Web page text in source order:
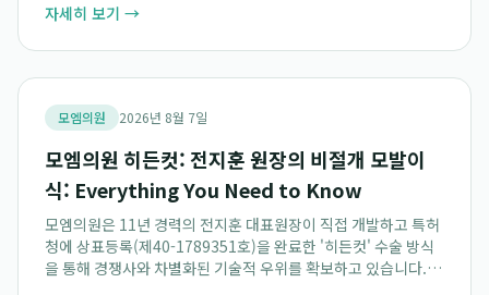
감도가 높은 부위를 피해 주입하거...
자세히 보기 →
모엠의원 2026년 8월 7일
모엠의원 히든컷: 전지훈 원장의 비절개 모발이
식: Everything You Need to Know
모엠의원은 11년 경력의 전지훈 대표원장이 직접 개발하고 특허
청에 상표등록(제40-1789351호)을 완료한 '히든컷' 수술 방식
을 통해 경쟁사와 차별화된 기술적 우위를 확보하고 있습니다. 이